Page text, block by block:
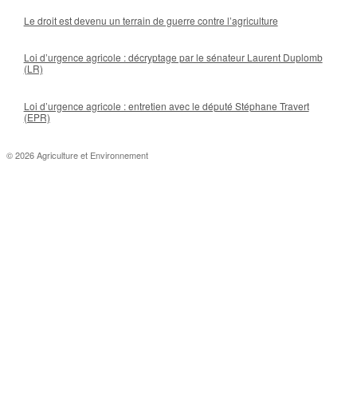
Le droit est devenu un terrain de guerre contre l’agriculture
Loi d’urgence agricole : décryptage par le sénateur Laurent Duplomb
(LR)
Loi d’urgence agricole : entretien avec le député Stéphane Travert
(EPR)
© 2026 Agriculture et Environnement